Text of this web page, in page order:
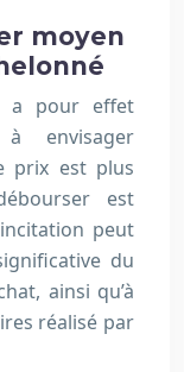
moyen
a pour effet
à envisager
prix est plus
est
peut
du
ainsi qu’à
réalisé par